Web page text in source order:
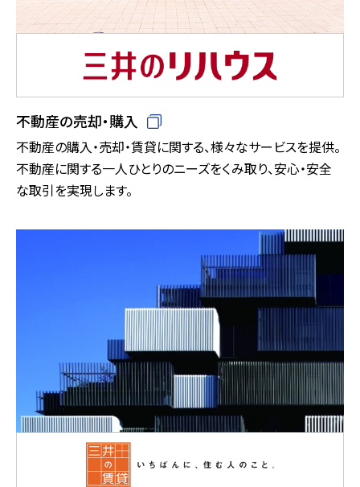
不動産の売却・購入
不動産の購入・売却・賃貸に関する、様々なサービスを提供。
不動産に関する一人ひとりのニーズをくみ取り、安心・安全
な取引を実現します。